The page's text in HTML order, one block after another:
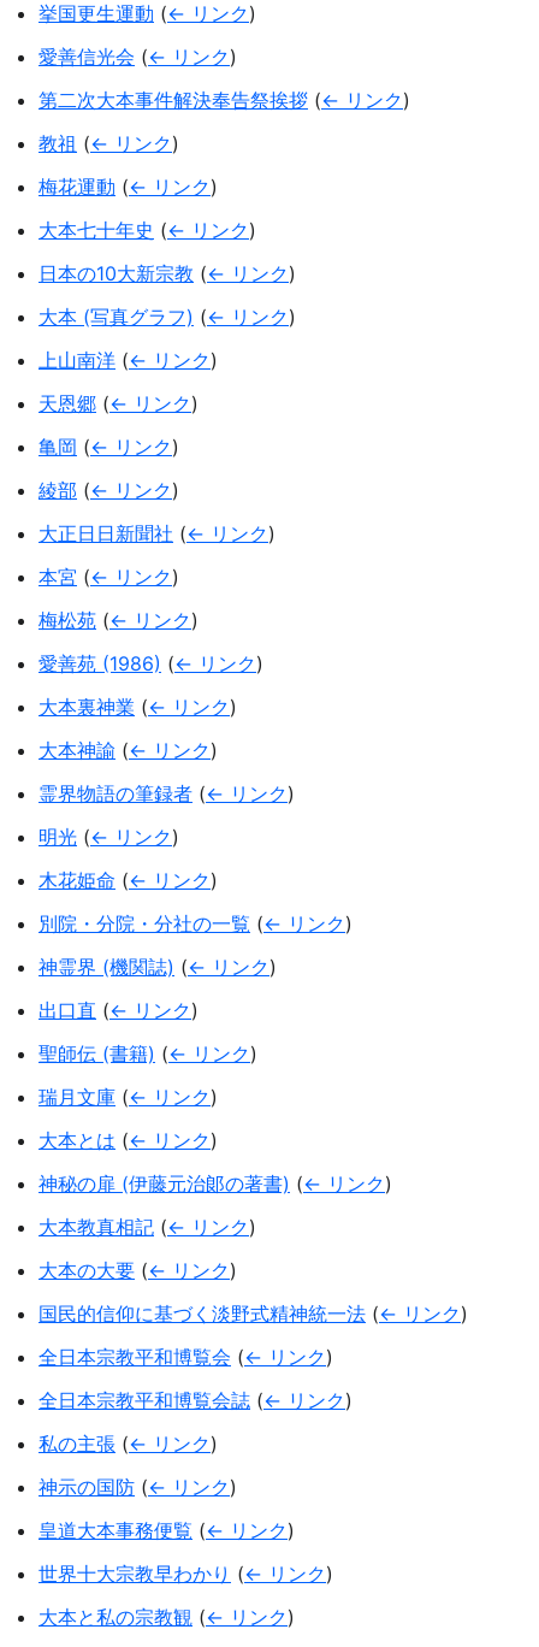
挙国更生運動 (← リンク)
愛善信光会 (← リンク)
第二次大本事件解決奉告祭挨拶 (← リンク)
教祖 (← リンク)
梅花運動 (← リンク)
大本七十年史 (← リンク)
日本の10大新宗教 (← リンク)
大本 (写真グラフ) (← リンク)
上山南洋 (← リンク)
天恩郷 (← リンク)
亀岡 (← リンク)
綾部 (← リンク)
大正日日新聞社 (← リンク)
本宮 (← リンク)
梅松苑 (← リンク)
愛善苑 (1986) (← リンク)
大本裏神業 (← リンク)
大本神諭 (← リンク)
霊界物語の筆録者 (← リンク)
明光 (← リンク)
木花姫命 (← リンク)
別院・分院・分社の一覧 (← リンク)
神霊界 (機関誌) (← リンク)
出口直 (← リンク)
聖師伝 (書籍) (← リンク)
瑞月文庫 (← リンク)
大本とは (← リンク)
神秘の扉 (伊藤元治郞の著書) (← リンク)
大本教真相記 (← リンク)
大本の大要 (← リンク)
国民的信仰に基づく淡野式精神統一法 (← リンク)
全日本宗教平和博覧会 (← リンク)
全日本宗教平和博覧会誌 (← リンク)
私の主張 (← リンク)
神示の国防 (← リンク)
皇道大本事務便覧 (← リンク)
世界十大宗教早わかり (← リンク)
大本と私の宗教観 (← リンク)